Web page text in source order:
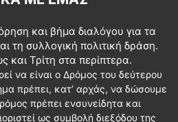
και βήμα διαλόγου για τα
τη συλλογική πολιτική δράση.
και Τρίτη στα περίπτερα.
να είναι ο Δρόμος του δεύτερου
πρέπει, κατ’ αρχάς, να δώσουμε
πρέπει ενσυνείδητα και
ως συμβολή διεξόδου της